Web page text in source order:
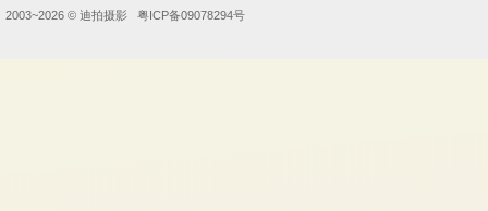
2003~2026 © 迪拍摄影 粤ICP备09078294号